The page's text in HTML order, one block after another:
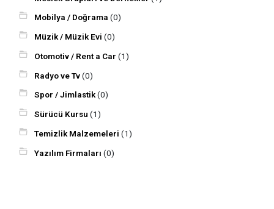
Mobilya / Doğrama(0)
Müzik / Müzik Evi(0)
Otomotiv / Rent a Car(1)
Radyo ve Tv(0)
Spor / Jimlastik(0)
Sürücü Kursu(1)
Temizlik Malzemeleri(1)
Yazılım Firmaları(0)